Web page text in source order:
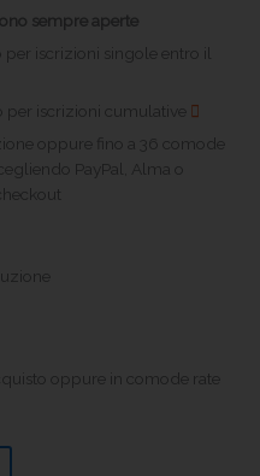
sempre aperte
per iscrizioni singole entro il
per iscrizioni cumulative
oppure fino a 36 comode
PayPal, Alma o
oppure in comode rate